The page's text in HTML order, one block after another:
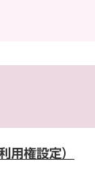
用権設定）